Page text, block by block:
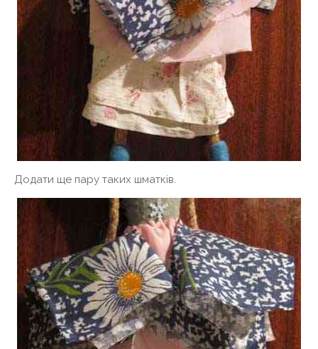
Додати ще пару таких шматків.